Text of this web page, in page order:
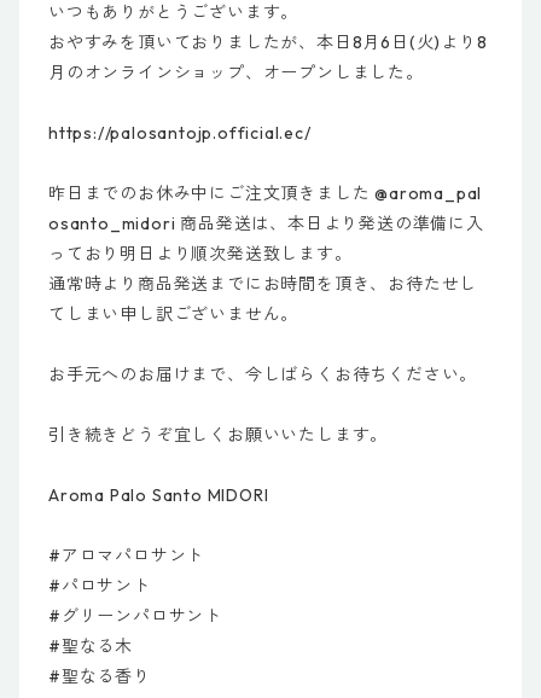
いつもありがとうございます。
おやすみを頂いておりましたが、本日8月6日(火)より8
月のオンラインショップ、オープンしました。
https://palosantojp.official.ec/
昨日までのお休み中にご注文頂きました @aroma_pal
osanto_midori 商品発送は、本日より発送の準備に入
っており明日より順次発送致します。
通常時より商品発送までにお時間を頂き、お待たせし
てしまい申し訳ございません。
お手元へのお届けまで、今しばらくお待ちください。
引き続きどうぞ宜しくお願いいたします。
Aroma Palo Santo MIDORI
#アロマパロサント
#パロサント
#グリーンパロサント
#聖なる木
#聖なる香り